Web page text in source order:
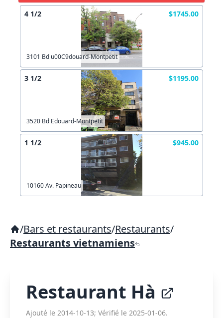
4 1/2 $1745.00
3101 Bd u00C9douard-Montpetit
3 1/2 $1195.00
3520 Bd Edouard-Montpetit
1 1/2 $945.00
10160 Av. Papineau
/Bars et restaurants/Restaurants/
Restaurants vietnamiens
Restaurant Hà
Ajouté le 2014-10-13; Vérifié le 2025-01-06.